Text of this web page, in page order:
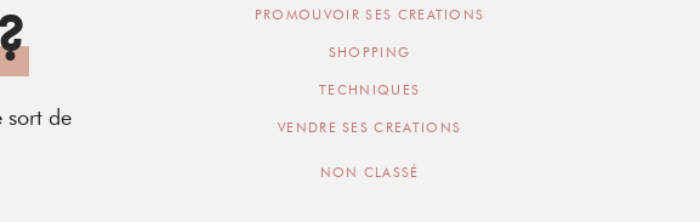
sort de
PROMOUVOIR SES CREATIONS
SHOPPING
TECHNIQUES
VENDRE SES CREATIONS
NON CLASSÉ